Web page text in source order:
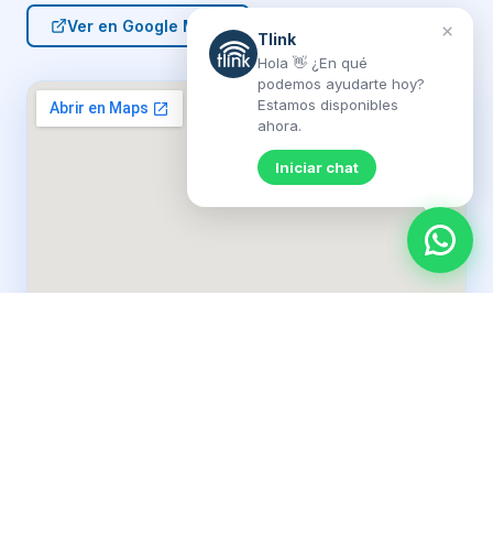
Ver en Google Maps ×
Tlink
Hola 👋 ¿En qué
podemos ayudarte hoy?
Estamos disponibles
ahora.
Iniciar chat